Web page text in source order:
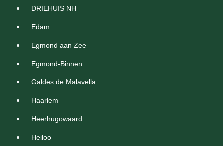
DRIEHUIS NH
Edam
Egmond aan Zee
Egmond-Binnen
Galdes de Malavella
Haarlem
Heerhugowaard
Heiloo